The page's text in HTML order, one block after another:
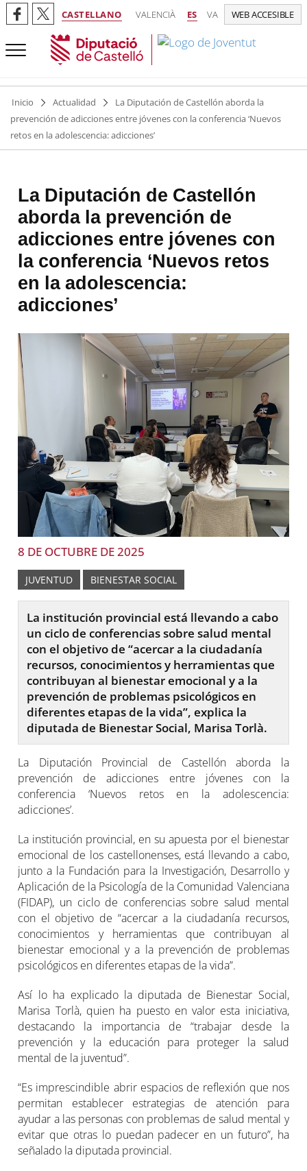
CASTELLANO VALENCIÀ ES VA WEB ACCESIBLE
Inicio Actualidad
La Diputación de Castellón aborda la
prevención de adicciones entre jóvenes con la conferencia ‘Nuevos
retos en la adolescencia: adicciones’
La Diputación de Castellón
aborda la prevención de
adicciones entre jóvenes con
la conferencia ‘Nuevos retos
en la adolescencia:
adicciones’
8 DE OCTUBRE DE 2025
JUVENTUD BIENESTAR SOCIAL
La institución provincial está llevando a cabo
un ciclo de conferencias sobre salud mental
con el objetivo de “acercar a la ciudadanía
recursos, conocimientos y herramientas que
contribuyan al bienestar emocional y a la
prevención de problemas psicológicos en
diferentes etapas de la vida”, explica la
diputada de Bienestar Social, Marisa Torlà.
La Diputación Provincial de Castellón aborda la
prevención de adicciones entre jóvenes con la
conferencia ‘Nuevos retos en la adolescencia:
adicciones’.
La institución provincial, en su apuesta por el bienestar
emocional de los castellonenses, está llevando a cabo,
junto a la Fundación para la Investigación, Desarrollo y
Aplicación de la Psicología de la Comunidad Valenciana
(FIDAP), un ciclo de conferencias sobre salud mental
con el objetivo de “acercar a la ciudadanía recursos,
conocimientos y herramientas que contribuyan al
bienestar emocional y a la prevención de problemas
psicológicos en diferentes etapas de la vida”.
Así lo ha explicado la diputada de Bienestar Social,
Marisa Torlà, quien ha puesto en valor esta iniciativa,
destacando la importancia de “trabajar desde la
prevención y la educación para proteger la salud
mental de la juventud”.
“Es imprescindible abrir espacios de reflexión que nos
permitan establecer estrategias de atención para
ayudar a las personas con problemas de salud mental y
evitar que otras lo puedan padecer en un futuro”, ha
señalado la diputada provincial.